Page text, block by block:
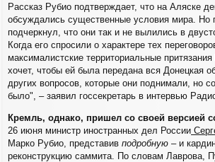
Рассказ Рубио подтверждает, что на Аляске
обсуждались существенные условия мира. Но
подчеркнул, что они так и не вылились в
Когда его спросили о характере тех
максималистские территориальные
хочет, чтобы ей была передана вся Донецкая
других вопросов, которые они поднимали, но
было", – заявил госсекретарь в интервью
Кремль, однако, пришел со своей версией
26 июня министр иностранных дел России
Марко Рубио, представив подробную – и
реконструкцию саммита. По словам Лаврова,